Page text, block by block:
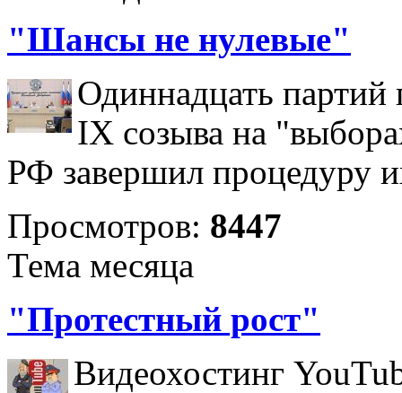
"Шансы не нулевые"
Одиннадцать партий
IX созыва на
РФ завершил процедуру
Просмотров: 8447
Тема месяца
"Протестный рост"
Видеохостинг